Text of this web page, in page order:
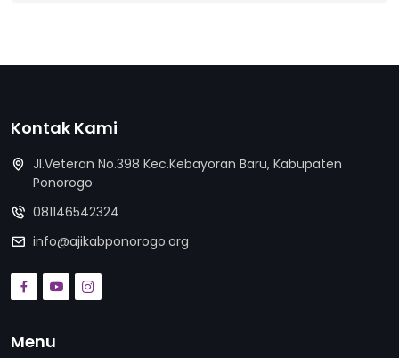
Kontak Kami
Jl.Veteran No.398 Kec.Kebayoran Baru, Kabupaten
Ponorogo
081146542324
info@ajikabponorogo.org
Menu